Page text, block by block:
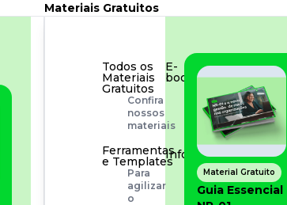
Materiais Gratuitos
Todos os
Materiais
Gratuitos
Confira
nossos
materiais
E-
book
Aprofunde
seu
conhecimento
Ferramentas
e Templates
Para
agilizar
o
Infográfico
Conteúdo
prático
Material Gratuito
Guia Essencial